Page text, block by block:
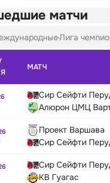
матчи
Лига
МАТЧ
Сир Сейфти
Алюрон ЦМЦ
Проект Варшава
Сир Сейфти
Сир Сейфти
КВ Гуагас